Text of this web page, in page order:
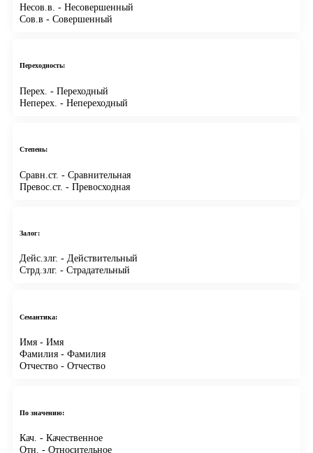
Несов.в. - Несовершенный
Сов.в - Совершенный
Переходность:
Перех. - Переходный
Неперех. - Непереходный
Степень:
Сравн.ст. - Сравнительная
Превос.ст. - Превосходная
Залог:
Дейс.злг. - Действительный
Стрд.злг. - Страдательный
Семантика:
Имя - Имя
Фамилия - Фамилия
Отчество - Отчество
По значению:
Кач. - Качественное
Отн. - Относительное